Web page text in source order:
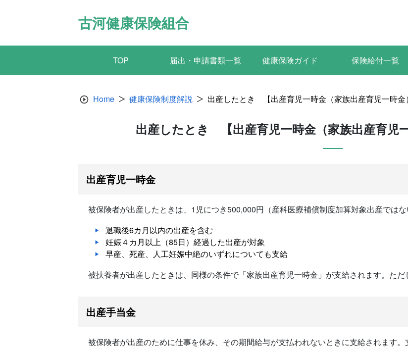
古河健康保険組合
TOP 届出・申請書類一覧 健康保険ガイド 保険給付一覧
Home 健康保険制度解説 出産したとき 【出産育児一時金（家族出産育児一時金
出産したとき 【出産育児一時金（家族出産育児
出産育児一時金
被保険者が出産したときは、1児につき500,000円（産科医療補償制度加算対象出産ではな
退職後6カ月以内の出産を含む
妊娠４カ月以上（85日）経過した出産が対象
早産、死産、人工妊娠中絶のいずれについても支給
被扶養者が出産したときは、同様の条件で「家族出産育児一時金」が支給されます。ただ
出産手当金
被保険者が出産のために仕事を休み、その期間給与が支払われないときに支給されます。